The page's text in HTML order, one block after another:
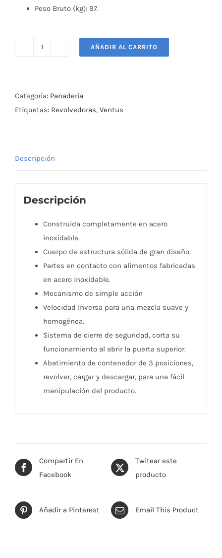
Peso Bruto (kg): 97.
kg
Ventus
AÑADIR AL CARRITO
Categoría: Panadería
Etiquetas: Revolvedoras, Ventus
Descripción
Descripción
Construida completamente en acero
inoxidable.
Cuerpo de estructura sólida de gran diseño.
Partes en contacto con alimentos fabricadas
en acero inoxidable.
Mecanismo de simple acción
Velocidad Inversa para una mezcla suave y
homogénea.
Sistema de cierre de seguridad, corta su
funcionamiento al abrir la puerta superior.
Abatimiento de contenedor de 3 posiciones,
revolver, cargar y descargar, para una fácil
manipulación del producto.
Compartir En
Facebook
Twitear este
producto
Añadir a Pinterest Email This Product